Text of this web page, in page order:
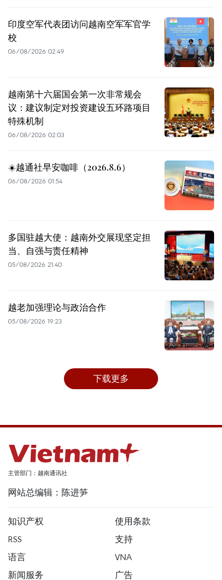
印度空军代表团访问越南空军军官学
校
06/08/2026 02:49
越南第十六届国会第一次非常规会
议：建议制定对投资建设五环路项目
特殊机制
06/08/2026 02:03
☀️越通社早安咖啡（2026.8.6）
06/08/2026 01:54
多国驻越大使：越南外交展现坚定担
当、自强与责任精神
05/08/2026 21:40
越老加强理论与政治合作
05/08/2026 19:23
下载更多
主管部门：越南通讯社
网站总编辑：陈进笋
知识产权
使用条款
RSS
支持
语言
VNA
新闻服务
广告